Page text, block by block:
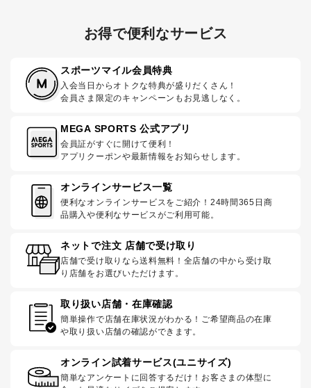
お得で便利なサービス
スポーツマイル会員特典
入会当日からオトクな特典が盛りだくさん！
会員さま限定のキャンペーンもお見逃しなく。
MEGA SPORTS 公式アプリ
会員証がすぐに開けて便利！
アプリクーポンや最新情報をお知らせします。
オンラインサービス一覧
便利なオンラインサービスをご紹介！24時間365日商
品購入や便利なサービスがご利用可能。
ネットで注文 店舗で受け取り
店舗で受け取りなら送料無料！全店舗の中から受け取
り店舗をお選びいただけます。
取り扱い店舗・在庫確認
簡単操作で店舗在庫状況がわかる！ご希望商品の在庫
や取り扱い店舗の確認ができます。
オンライン試着サービス(ユニサイズ)
簡単なアンケートに回答するだけ！お客さまの体型に